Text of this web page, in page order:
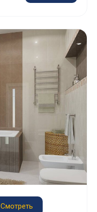
Смотреть